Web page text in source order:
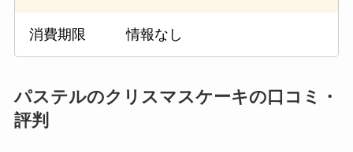
消費期限 情報なし
パステルのクリスマスケーキの口コミ・
評判